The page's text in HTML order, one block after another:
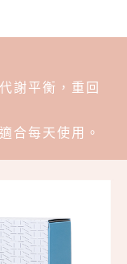
謝平衡，重回
合每天使用。